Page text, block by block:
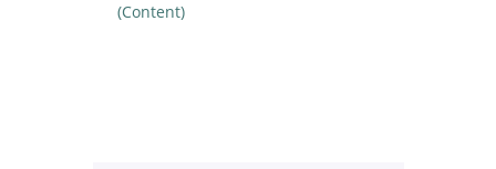
(Content)